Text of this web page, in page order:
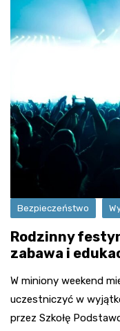
Bezpieczeństwo
Rodzinny
zabawa i
W miniony weekend
uczestniczyć w
przez Szkołę